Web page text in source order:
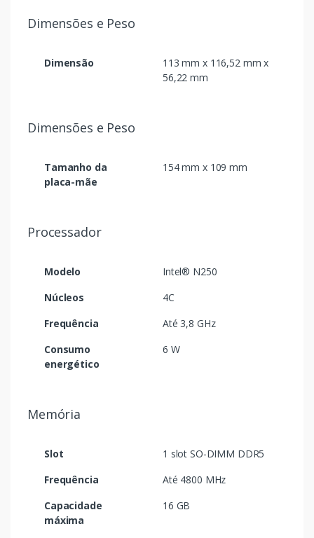
Dimensões e Peso
Dimensão
113 mm x 116,52 mm x
56,22 mm
Dimensões e Peso
Tamanho da
placa-mãe
154 mm x 109 mm
Processador
Modelo
Intel® N250
Núcleos
4C
Frequência
Até 3,8 GHz
Consumo
energético
6 W
Memória
Slot
1 slot SO-DIMM DDR5
Frequência
Até 4800 MHz
Capacidade
máxima
16 GB